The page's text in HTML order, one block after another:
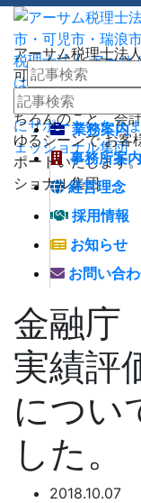
アーサム税理士法
可児市・瑞浪市・
士法人 アーサム税
ちろんのこと、会
ゆるシーンで お客
ポートいたします
ショナル集団
業務案内
事務所案内
経営理念
採用情報
お知らせ
お問い合
金融庁
実績評
につい
した。
2018.10.07